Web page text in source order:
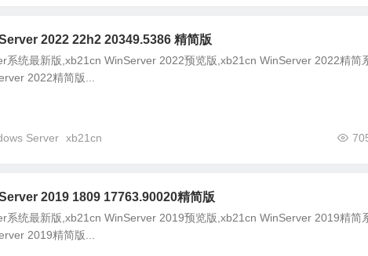
2022 22h2 20349.5386 精简版
系统最新版,xb21cn WinServer 2022预览版,xb21cn WinServer 2022精简
2022精简版...
Server xb21cn
2019 1809 17763.90020精简版
系统最新版,xb21cn WinServer 2019预览版,xb21cn WinServer 2019精简
2019精简版...